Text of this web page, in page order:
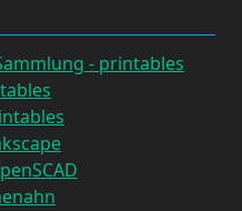
- printables